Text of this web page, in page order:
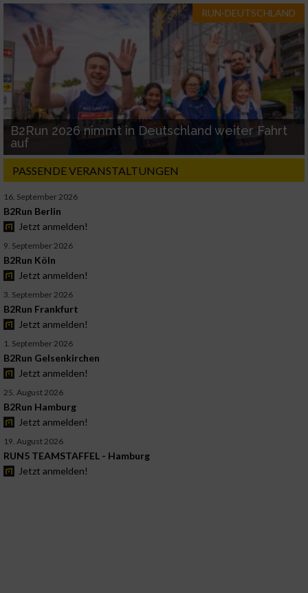
RUN-DEUTSCHLAND
B2Run 2026 nimmt in Deutschland weiter Fahrt
auf
PASSENDE VERANSTALTUNGEN
16. September 2026
B2Run Berlin
Jetzt anmelden!
9. September 2026
B2Run Köln
Jetzt anmelden!
3. September 2026
B2Run Frankfurt
Jetzt anmelden!
1. September 2026
B2Run Gelsenkirchen
Jetzt anmelden!
25. August 2026
B2Run Hamburg
Jetzt anmelden!
19. August 2026
RUN5 TEAMSTAFFEL - Hamburg
Jetzt anmelden!